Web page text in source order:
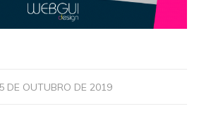
DE OUTUBRO DE 2019